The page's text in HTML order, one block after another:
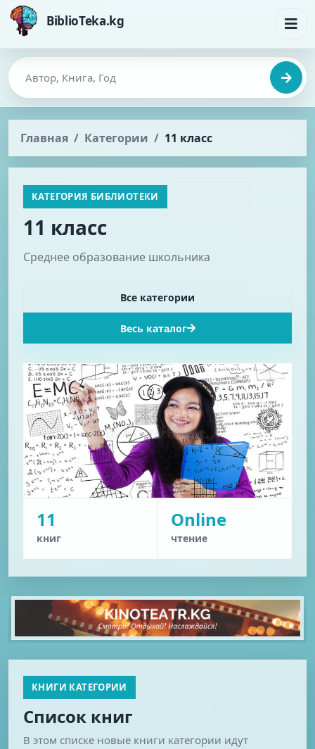
BiblioTeka.kg
Главная Категории 11 класс
КАТЕГОРИЯ БИБЛИОТЕКИ
11 класс
Среднее образование школьника
Все категории
Весь каталог
11
книг
Online
чтение
КНИГИ КАТЕГОРИИ
Список книг
В этом списке новые книги категории идут